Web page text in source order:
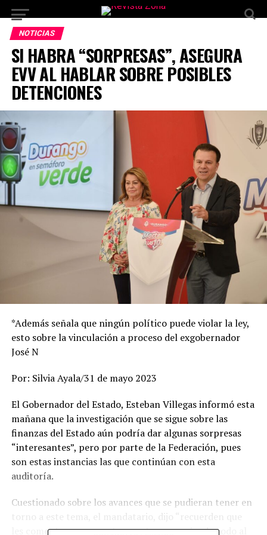
NOTICIAS
SI HABRA “SORPRESAS”, ASEGURA
EVV AL HABLAR SOBRE POSIBLES
DETENCIONES
*Además señala que ningún político puede violar la ley,
esto sobre la vinculación a proceso del exgobernador
José N
Por: Silvia Ayala/31 de mayo 2023
El Gobernador del Estado, Esteban Villegas informó esta
mañana que la investigación que se sigue sobre las
finanzas del Estado aún podría dar algunas sorpresas
“interesantes”, pero por parte de la Federación, pues
son estas instancias las que continúan con esta
auditoría.
Cuestionado sobre los avances que se pudieran tener en
torno a este tema, el mandatario, dijo “recuerden que
les comentamos y nosotros sestamos enviando todo al